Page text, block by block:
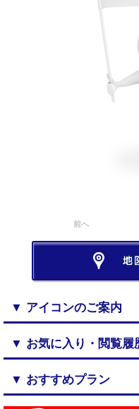
前へ
▼ アイコンのご案内
▼ お気に入り・閲覧履
▼ おすすめプラン